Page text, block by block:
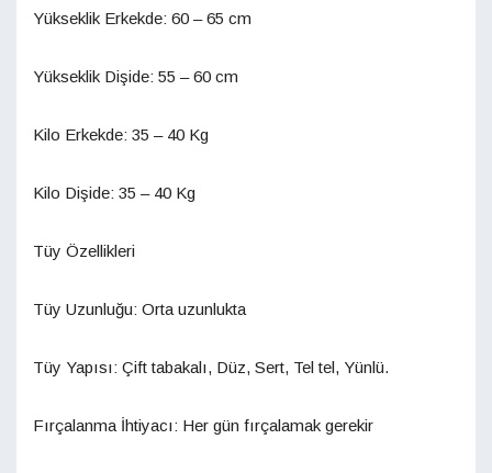
Yükseklik Erkekde: 60 – 65 cm
Yükseklik Dişide: 55 – 60 cm
Kilo Erkekde: 35 – 40 Kg
Kilo Dişide: 35 – 40 Kg
Tüy Özellikleri
Tüy Uzunluğu: Orta uzunlukta
Tüy Yapısı: Çift tabakalı, Düz, Sert, Tel tel, Yünlü.
Fırçalanma İhtiyacı: Her gün fırçalamak gerekir